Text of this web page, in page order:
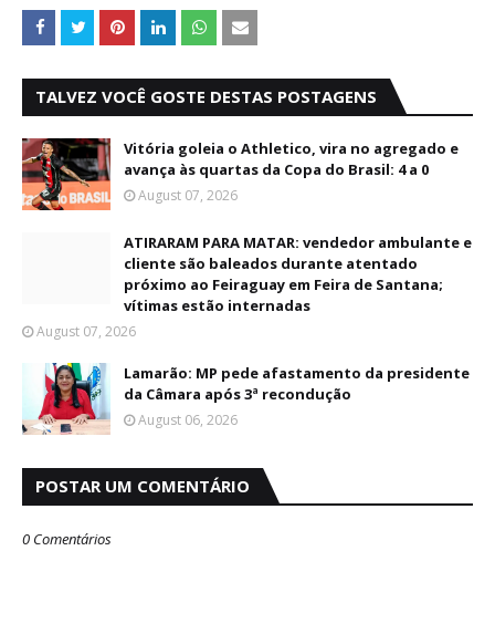
TALVEZ VOCÊ GOSTE DESTAS POSTAGENS
Vitória goleia o Athletico, vira no agregado e
avança às quartas da Copa do Brasil: 4 a 0
August 07, 2026
ATIRARAM PARA MATAR: vendedor ambulante e
cliente são baleados durante atentado
próximo ao Feiraguay em Feira de Santana;
vítimas estão internadas
August 07, 2026
Lamarão: MP pede afastamento da presidente
da Câmara após 3ª recondução
August 06, 2026
POSTAR UM COMENTÁRIO
0 Comentários